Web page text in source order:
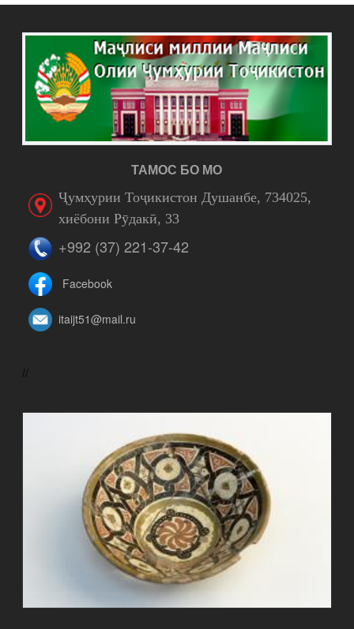
ТАМОС БО МО
Ҷумҳурии Тоҷикистон Душанбе, 734025,
хиёбони Рӯдакӣ, 33
+992 (37) 221-37-42
Facebook
itaijt51@mail.ru
//